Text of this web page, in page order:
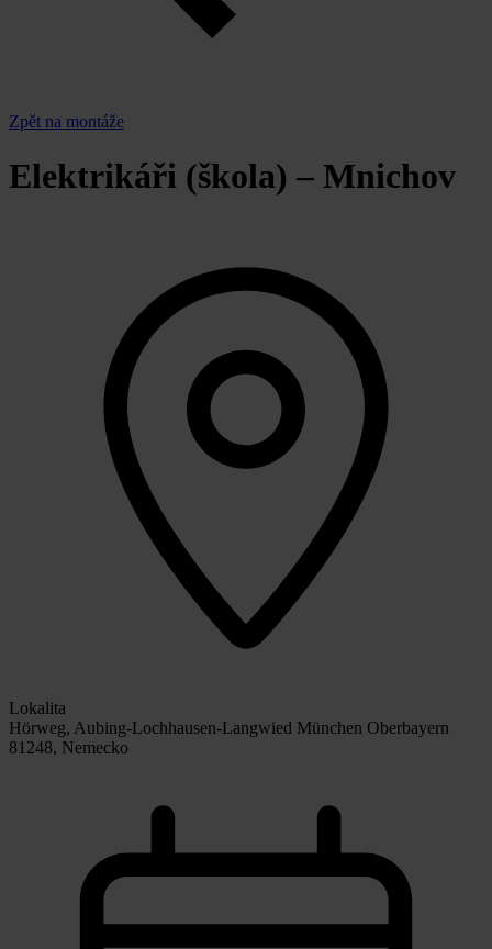
Zpět na montáže
Elektrikáři (škola) – Mnichov
Lokalita
Hörweg, Aubing-Lochhausen-Langwied München Oberbayern
81248, Nemecko